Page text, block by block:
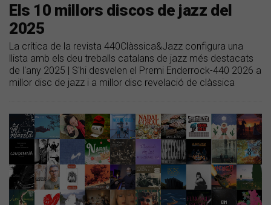
Els 10 millors discos de jazz del
2025
La crítica de la revista 440Clàssica&Jazz configura una
llista amb els deu treballs catalans de jazz més destacats
de l'any 2025 | S'hi desvelen el Premi Enderrock-440 2026 a
millor disc de jazz i a millor disc revelació de clàssica